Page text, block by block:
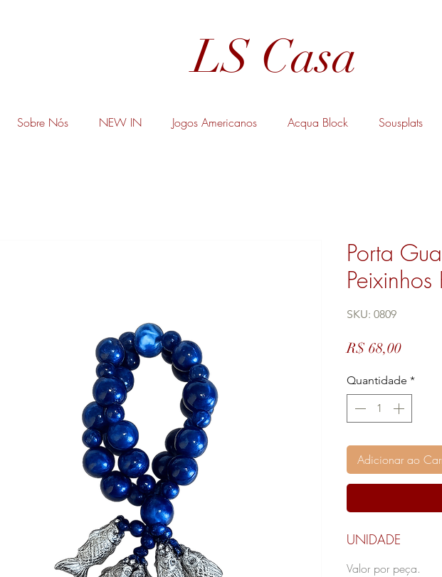
LS Casa
Sobre Nós NEW IN Jogos Americanos Acqua Block Sousplats
Porta
Peixinhos
SKU: 0809
R$ 68,00Preço
Quantidade *
Adicionar ao
UNIDADE
Valor por peça.